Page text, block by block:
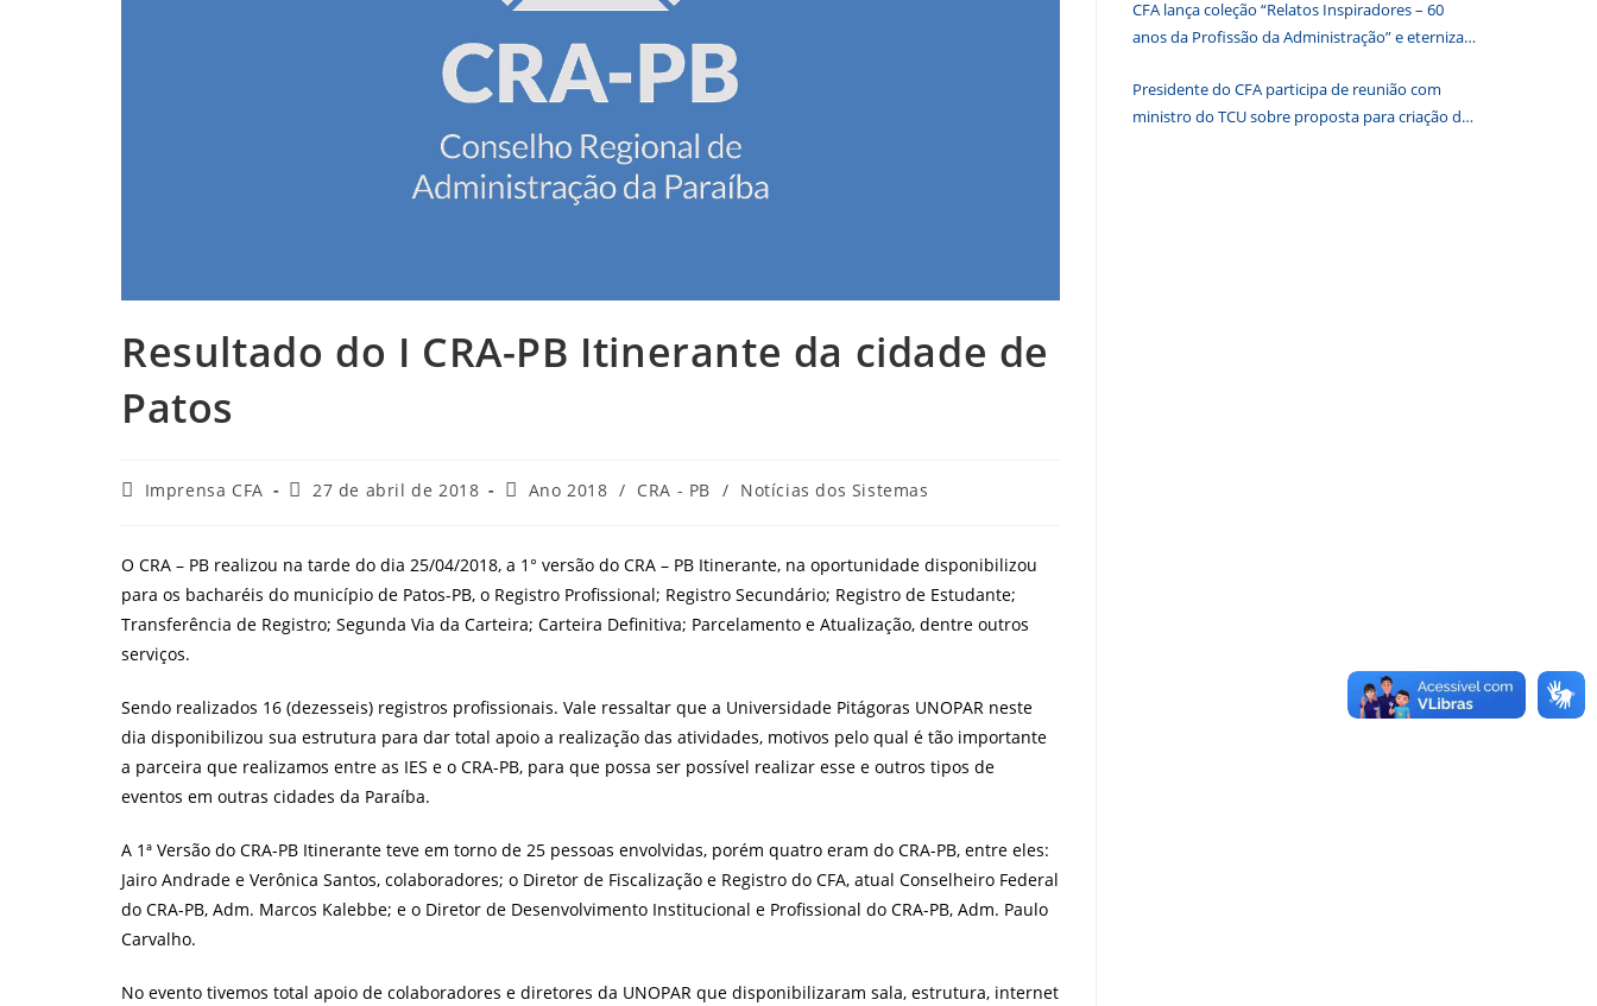
Resultado do I CRA-PB Itinerante da cidade de
Patos
AutorImprensa CFA
Post27 de abril de 2018
Categoria
Ano 2018 / CRA - PB / Notícias dos Sistemas
O CRA – PB realizou na tarde do dia 25/04/2018, a 1° versão do CRA – PB Itinerante, na oportunidade disponibilizou
para os bacharéis do município de Patos-PB, o Registro Profissional; Registro Secundário; Registro de Estudante;
Transferência de Registro; Segunda Via da Carteira; Carteira Definitiva; Parcelamento e Atualização, dentre outros
serviços.
Sendo realizados 16 (dezesseis) registros profissionais. Vale ressaltar que a Universidade Pitágoras UNOPAR neste
dia disponibilizou sua estrutura para dar total apoio a realização das atividades, motivos pelo qual é tão importante
a parceira que realizamos entre as IES e o CRA-PB, para que possa ser possível realizar esse e outros tipos de
eventos em outras cidades da Paraíba.
A 1ª Versão do CRA-PB Itinerante teve em torno de 25 pessoas envolvidas, porém quatro eram do CRA-PB, entre eles:
Jairo Andrade e Verônica Santos, colaboradores; o Diretor de Fiscalização e Registro do CFA, atual Conselheiro Federal
do CRA-PB, Adm. Marcos Kalebbe; e o Diretor de Desenvolvimento Institucional e Profissional do CRA-PB, Adm. Paulo
Carvalho.
No evento tivemos total apoio de colaboradores e diretores da UNOPAR que disponibilizaram sala, estrutura, internet
CFA lança coleção “Relatos Inspiradores – 60
anos da Profissão da Administração” e eterniza
Presidente do CFA participa de reunião com
ministro do TCU sobre proposta para criação de